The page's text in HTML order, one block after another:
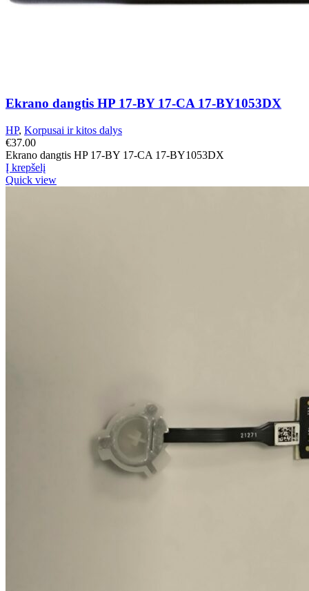
Ekrano dangtis HP 17-BY 17-CA 17-BY1053DX
HP, Korpusai ir kitos dalys
€37.00
Ekrano dangtis HP 17-BY 17-CA 17-BY1053DX
Į krepšelį
Quick view